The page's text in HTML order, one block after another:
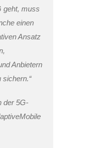
geht, muss
einen
Ansatz
Anbietern
der 5G-